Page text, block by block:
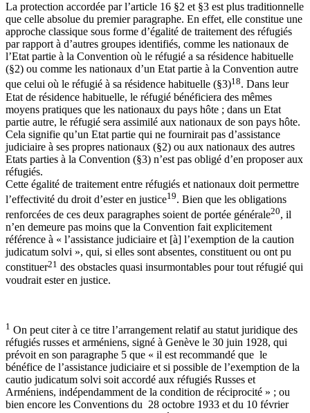
La protection accordée par l’article 16 §2 et §3 est plus traditionnelle
que celle absolue du premier paragraphe. En effet, elle constitue une
approche classique sous forme d’égalité de traitement des réfugiés
par rapport à d’autres groupes identifiés, comme les nationaux de
l’Etat partie à la Convention où le réfugié a sa résidence habituelle
(§2) ou comme les nationaux d’un Etat partie à la Convention autre
que celui où le réfugié à sa résidence habituelle (§3)18. Dans leur
Etat de résidence habituelle, le réfugié bénéficiera des mêmes
moyens pratiques que les nationaux du pays hôte ; dans un Etat
partie autre, le réfugié sera assimilé aux nationaux de son pays hôte.
Cela signifie qu’un Etat partie qui ne fournirait pas d’assistance
judiciaire à ses propres nationaux (§2) ou aux nationaux des autres
Etats parties à la Convention (§3) n’est pas obligé d’en proposer aux
réfugiés.
Cette égalité de traitement entre réfugiés et nationaux doit permettre
l’effectivité du droit d’ester en justice19. Bien que les obligations
renforcées de ces deux paragraphes soient de portée générale20, il
n’en demeure pas moins que la Convention fait explicitement
référence à « l’assistance judiciaire et [à] l’exemption de la caution
judicatum solvi », qui, si elles sont absentes, constituent ou ont pu
constituer21 des obstacles quasi insurmontables pour tout réfugié qui
voudrait ester en justice.
1 On peut citer à ce titre l’arrangement relatif au statut juridique des
réfugiés russes et arméniens, signé à Genève le 30 juin 1928, qui
prévoit en son paragraphe 5 que « il est recommandé que le
bénéfice de l’assistance judiciaire et si possible de l’exemption de la
cautio judicatum solvi soit accordé aux réfugiés Russes et
Arméniens, indépendamment de la condition de réciprocité » ; ou
bien encore les Conventions du 28 octobre 1933 et du 10 février